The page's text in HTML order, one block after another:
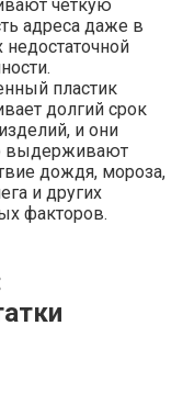
четкую
адреса даже в
недостаточной
пластик
долгий срок
и они
выдерживают
дождя, мороза,
и других
факторов.